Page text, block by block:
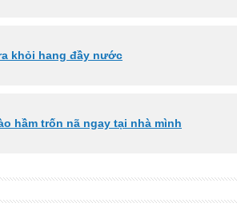
khỏi hang đầy nước
hầm trốn nã ngay tại nhà mình